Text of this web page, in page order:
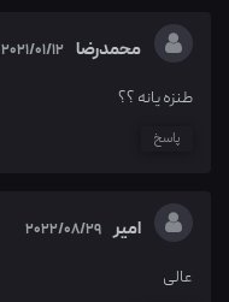
محمدرضا 2021/01/12
طنزه یانه ؟؟
پاسخ
امیر 2022/08/29
عالی